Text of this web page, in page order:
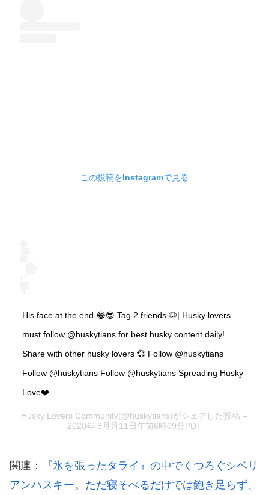
この投稿をInstagramで見る
His face at the end 😂😎 Tag 2 friends 🐶| Husky lovers
must follow @huskytians for best husky content daily!
Share with other husky lovers 💞 Follow @huskytians
Follow @huskytians Follow @huskytians Spreading Husky
Love❤️
Husky Lovers Community(@huskytians)がシェアした投稿 –
2020年 8月月11日午前6時09分PDT
関連：
『氷を張ったタライ』の中でくつろぐシベリ
アンハスキー。ただ寝そべるだけでは飽き足らず、